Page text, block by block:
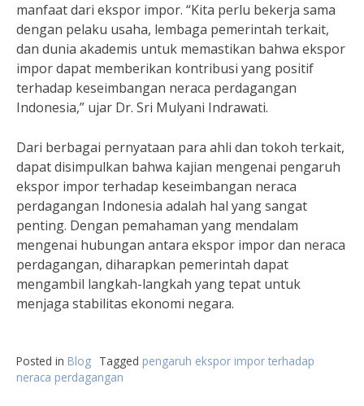
manfaat dari ekspor impor. “Kita perlu bekerja sama
dengan pelaku usaha, lembaga pemerintah terkait,
dan dunia akademis untuk memastikan bahwa ekspor
impor dapat memberikan kontribusi yang positif
terhadap keseimbangan neraca perdagangan
Indonesia,” ujar Dr. Sri Mulyani Indrawati.
Dari berbagai pernyataan para ahli dan tokoh terkait,
dapat disimpulkan bahwa kajian mengenai pengaruh
ekspor impor terhadap keseimbangan neraca
perdagangan Indonesia adalah hal yang sangat
penting. Dengan pemahaman yang mendalam
mengenai hubungan antara ekspor impor dan neraca
perdagangan, diharapkan pemerintah dapat
mengambil langkah-langkah yang tepat untuk
menjaga stabilitas ekonomi negara.
Posted in Blog Tagged pengaruh ekspor impor terhadap
neraca perdagangan